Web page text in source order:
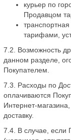
курьер по
Продавцом
тарифами,
7.2. Возможность
данном разделе,
Покупателем.
7.3. Расходы по
оплачиваются
Интернет-
доставку.
7.4. В случае, если